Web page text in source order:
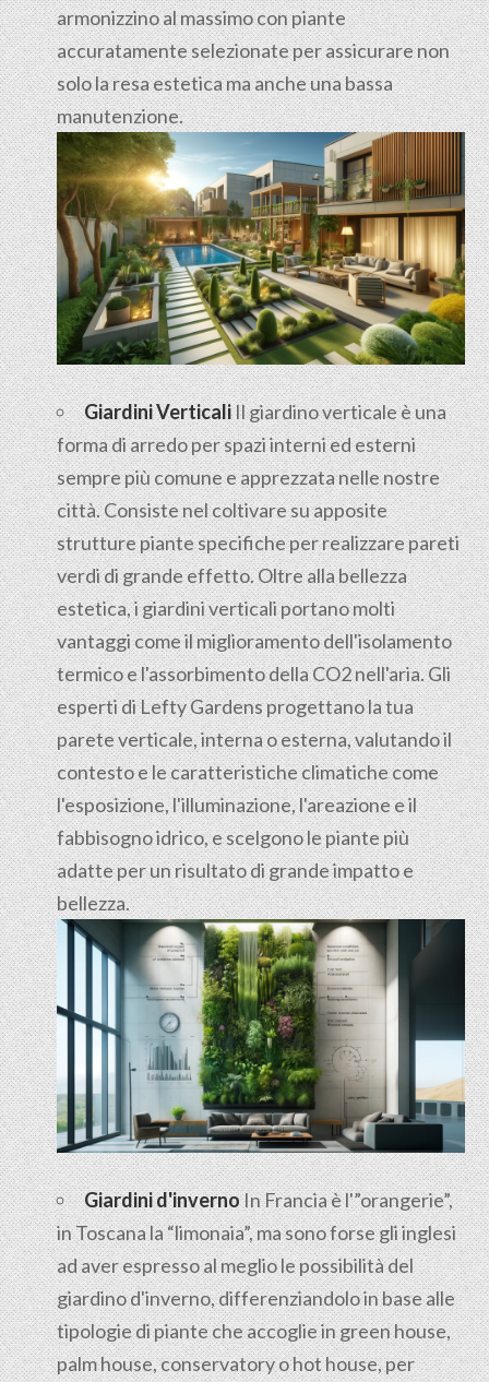
armonizzino al massimo con piante
accuratamente selezionate per assicurare non
solo la resa estetica ma anche una bassa
manutenzione.
Giardini VerticaliIl giardino verticale è una
forma di arredo per spazi interni ed esterni
sempre più comune e apprezzata nelle nostre
città. Consiste nel coltivare su apposite
strutture piante specifiche per realizzare pareti
verdi di grande effetto. Oltre alla bellezza
estetica, i giardini verticali portano molti
vantaggi come il miglioramento dell'isolamento
termico e l'assorbimento della CO2 nell'aria. Gli
esperti di Lefty Gardens progettano la tua
parete verticale, interna o esterna, valutando il
contesto e le caratteristiche climatiche come
l'esposizione, l'illuminazione, l'areazione e il
fabbisogno idrico, e scelgono le piante più
adatte per un risultato di grande impatto e
bellezza.
Giardini d'invernoIn Francia è l'”orangerie”,
in Toscana la “limonaia”, ma sono forse gli inglesi
ad aver espresso al meglio le possibilità del
giardino d'inverno, differenziandolo in base alle
tipologie di piante che accoglie in green house,
palm house, conservatory o hot house, per